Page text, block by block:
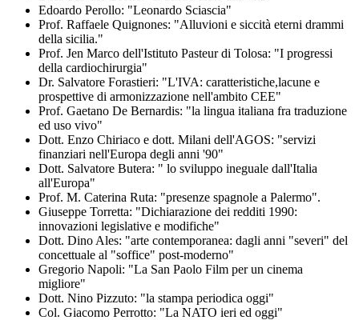
Edoardo Perollo: "Leonardo Sciascia"
Prof. Raffaele Quignones: "Alluvioni e siccità eterni drammi
della sicilia."
Prof. Jen Marco dell'Istituto Pasteur di Tolosa: "I progressi
della cardiochirurgia"
Dr. Salvatore Forastieri: "L'IVA: caratteristiche,lacune e
prospettive di armonizzazione nell'ambito CEE"
Prof. Gaetano De Bernardis: "la lingua italiana fra traduzione
ed uso vivo"
Dott. Enzo Chiriaco e dott. Milani dell'AGOS: "servizi
finanziari nell'Europa degli anni '90"
Dott. Salvatore Butera: " lo sviluppo ineguale dall'Italia
all'Europa"
Prof. M. Caterina Ruta: "presenze spagnole a Palermo".
Giuseppe Torretta: "Dichiarazione dei redditi 1990:
innovazioni legislative e modifiche"
Dott. Dino Ales: "arte contemporanea: dagli anni "severi" del
concettuale al "soffice" post-moderno"
Gregorio Napoli: "La San Paolo Film per un cinema
migliore"
Dott. Nino Pizzuto: "la stampa periodica oggi"
Col. Giacomo Perrotto: "La NATO ieri ed oggi"